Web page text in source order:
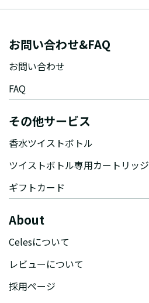
お問い合わせ&FAQ
お問い合わせ
FAQ
その他サービス
香水ツイストボトル
ツイストボトル専用カートリッジ
ギフトカード
About
Celesについて
レビューについて
採用ページ